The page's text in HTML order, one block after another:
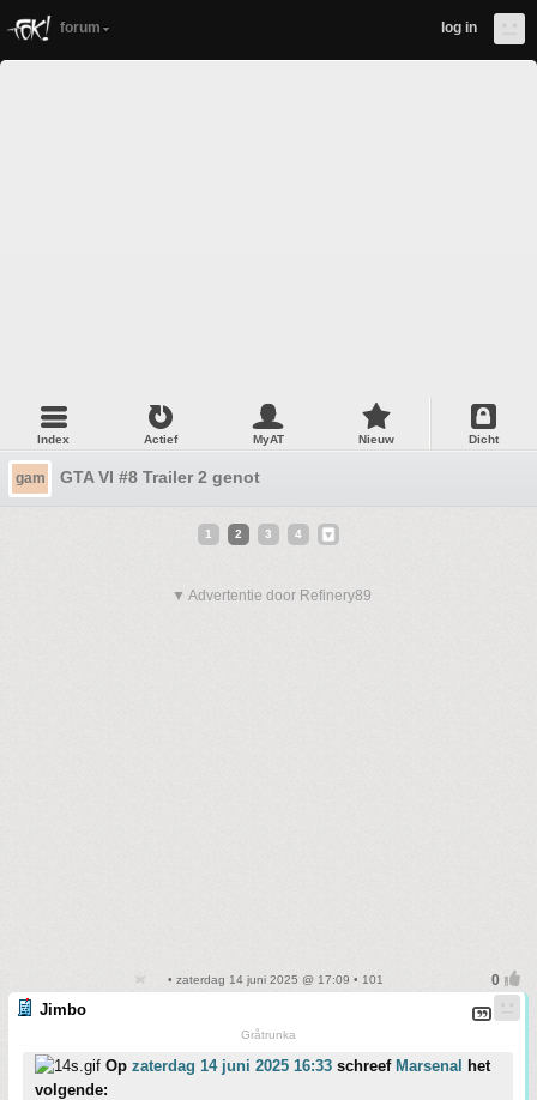
forum log in
Index Actief MyAT Nieuw Dicht
gam GTA VI #8 Trailer 2 genot
1 2 3 4
▼ Advertentie door Refinery89
• zaterdag 14 juni 2025 @ 17:09 • 101
Jimbo
Gråtrunka
Op zaterdag 14 juni 2025 16:33 schreef Marsenal het
volgende: